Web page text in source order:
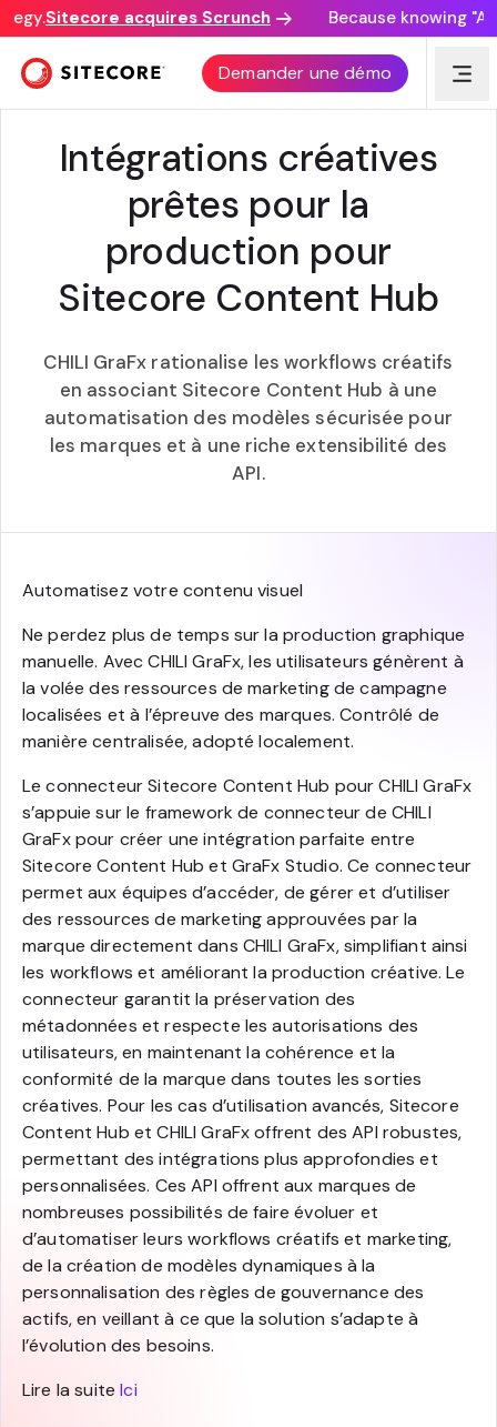
Sitecore acquires Scrunch Because knowing
Demander une démo
PUBLICATION SITECORE + CHILI
Intégrations créatives
prêtes pour la
production pour
Sitecore Content Hub
CHILI GraFx rationalise les workflows créatifs
en associant Sitecore Content Hub à une
automatisation des modèles sécurisée pour
les marques et à une riche extensibilité des
API.
Automatisez votre contenu visuel
Ne perdez plus de temps sur la production graphique
manuelle. Avec CHILI GraFx, les utilisateurs génèrent à
la volée des ressources de marketing de campagne
localisées et à l’épreuve des marques. Contrôlé de
manière centralisée, adopté localement.
Le connecteur Sitecore Content Hub pour CHILI GraFx
s’appuie sur le framework de connecteur de CHILI
GraFx pour créer une intégration parfaite entre
Sitecore Content Hub et GraFx Studio. Ce connecteur
permet aux équipes d’accéder, de gérer et d’utiliser
des ressources de marketing approuvées par la
marque directement dans CHILI GraFx, simplifiant ainsi
les workflows et améliorant la production créative. Le
connecteur garantit la préservation des
métadonnées et respecte les autorisations des
utilisateurs, en maintenant la cohérence et la
conformité de la marque dans toutes les sorties
créatives. Pour les cas d’utilisation avancés, Sitecore
Content Hub et CHILI GraFx offrent des API robustes,
permettant des intégrations plus approfondies et
personnalisées. Ces API offrent aux marques de
nombreuses possibilités de faire évoluer et
d’automatiser leurs workflows créatifs et marketing,
de la création de modèles dynamiques à la
personnalisation des règles de gouvernance des
actifs, en veillant à ce que la solution s’adapte à
l’évolution des besoins.
Lire la suiteIci